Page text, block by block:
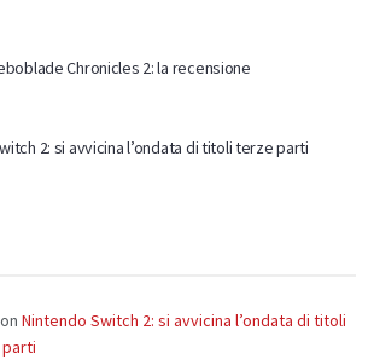
Chronicles 2: la recensione
2: si avvicina l’ondata di titoli terze parti
on Nintendo Switch 2: si avvicina l’ondata di titoli